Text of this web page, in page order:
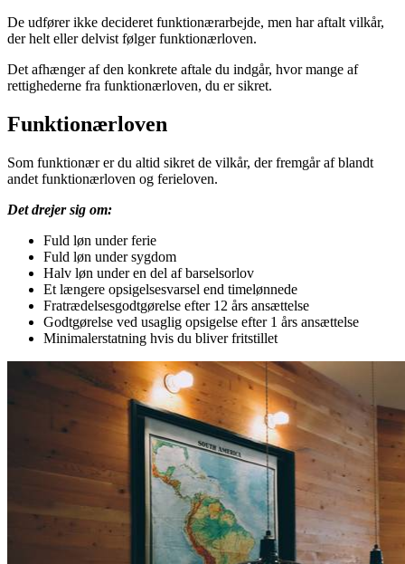
De udfører ikke decideret funktionærarbejde, men har aftalt vilkår,
der helt eller delvist følger funktionærloven.
Det afhænger af den konkrete aftale du indgår, hvor mange af
rettighederne fra funktionærloven, du er sikret.
Funktionærloven
Som funktionær er du altid sikret de vilkår, der fremgår af blandt
andet funktionærloven og ferieloven.
Det drejer sig om:
Fuld løn under ferie
Fuld løn under sygdom
Halv løn under en del af barselsorlov
Et længere opsigelsesvarsel end timelønnede
Fratrædelsesgodtgørelse efter 12 års ansættelse
Godtgørelse ved usaglig opsigelse efter 1 års ansættelse
Minimalerstatning hvis du bliver fritstillet